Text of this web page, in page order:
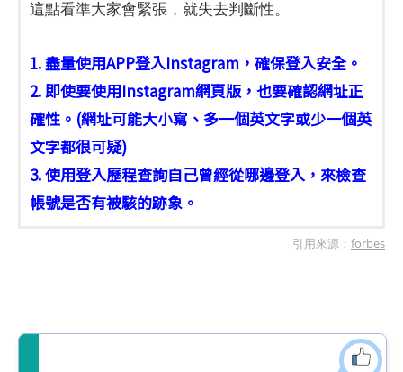
這點看準大家會緊張，就失去判斷性。
1. 盡量使用APP登入Instagram，確保登入安全。
2. 即使要使用Instagram網頁版，也要確認網址正
確性。(網址可能大小寫、多一個英文字或少一個英
文字都很可疑)
3. 使用登入歷程查詢自己曾經從哪邊登入，來檢查
帳號是否有被駭的跡象。
引用來源： forbes